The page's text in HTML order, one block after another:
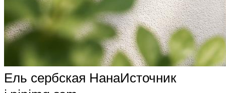
Ель сербская НанаИсточник